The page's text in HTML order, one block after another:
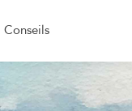
Conseils